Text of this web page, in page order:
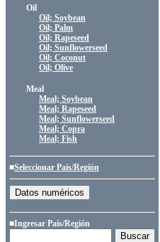
Oil
Oil; Soybean
Oil; Palm
Oil; Rapeseed
Oil; Sunflowerseed
Oil; Coconut
Oil; Olive
Meal
Meal; Soybean
Meal; Rapeseed
Meal; Sunflowerseed
Meal; Copra
Meal; Fish
■Seleccionar País/Región
■Ingresar País/Región